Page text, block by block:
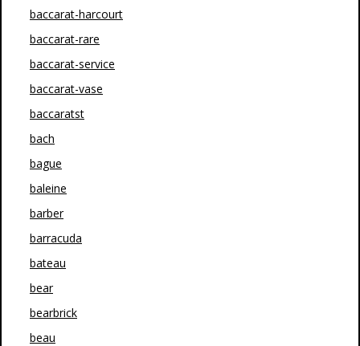
baccarat-harcourt
baccarat-rare
baccarat-service
baccarat-vase
baccaratst
bach
bague
baleine
barber
barracuda
bateau
bear
bearbrick
beau